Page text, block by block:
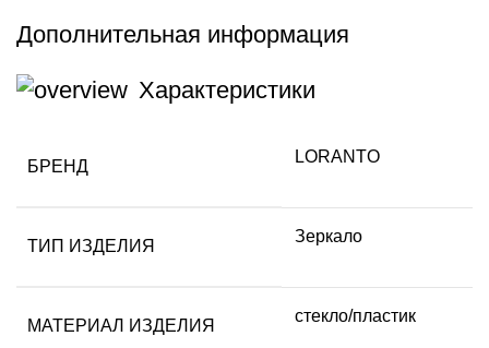
Дополнительная информация
Характеристики
БРЕНД
LORANTO
ТИП ИЗДЕЛИЯ
Зеркало
МАТЕРИАЛ ИЗДЕЛИЯ
стекло/пластик